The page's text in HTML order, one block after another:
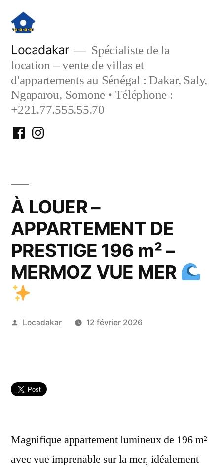
contenu
Locadakar
Spécialiste de la
location – vente de villas et
d'appartements au Sénégal : Dakar, Saly,
Ngaparou, Somone • Téléphone :
+221.77.555.55.70
FacebookInstagram
À LOUER –
APPARTEMENT DE
PRESTIGE 196 m² –
MERMOZ VUE MER
Publié
Locadakar 12 février 2026
Magnifique appartement lumineux de 196 m²
avec vue imprenable sur la mer, idéalement